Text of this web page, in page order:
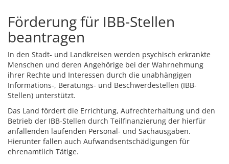
Förderung für IBB-Stellen
beantragen
In den Stadt- und Landkreisen werden psychisch erkrankte
Menschen und deren Angehörige bei der Wahrnehmung
ihrer Rechte und Interessen durch die unabhängigen
Informations-, Beratungs- und Beschwerdestellen (IBB-
Stellen) unterstützt.
Das Land fördert die Errichtung, Aufrechterhaltung und den
Betrieb der IBB-Stellen durch Teilfinanzierung der hierfür
anfallenden laufenden Personal- und Sachausgaben.
Hierunter fallen auch Aufwandsentschädigungen für
ehrenamtlich Tätige.